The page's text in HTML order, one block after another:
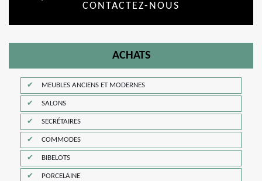
CONTACTEZ-NOUS
ACHATS
MEUBLES ANCIENS ET MODERNES
SALONS
SECRÉTAIRES
COMMODES
BIBELOTS
PORCELAINE